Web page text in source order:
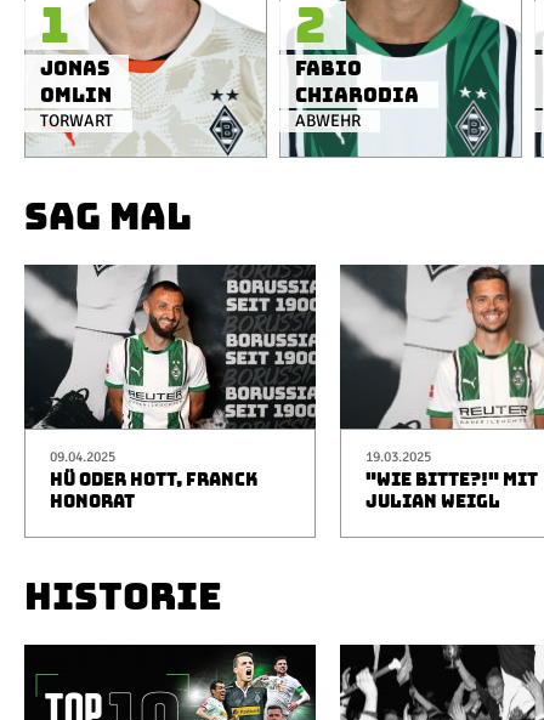
TORWART
Jonas
Omlin
1
ABWEHR
Fabio
Chiarodia
2
SAG MAL
09.04.2025
HÜ ODER HOTT, FRANCK
HONORAT
19.03.2025
"WIE BITTE?!" MIT
JULIAN WEIGL
HISTORIE